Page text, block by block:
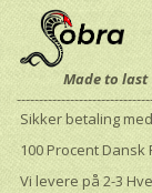
Made to last
Sikker betaling
100 Procent Dansk
Vi levere på 2-3